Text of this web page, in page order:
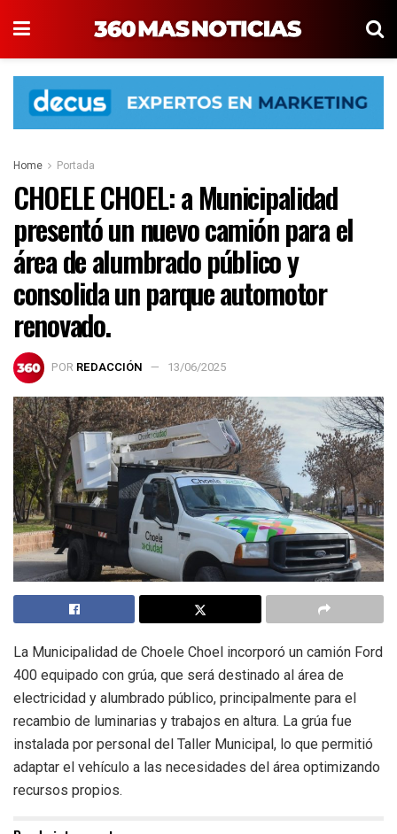
Home Portada
CHOELE CHOEL: a Municipalidad
presentó un nuevo camión para el
área de alumbrado público y
consolida un parque automotor
renovado.
POR REDACCIÓN 13/06/2025
La Municipalidad de Choele Choel incorporó un camión Ford
400 equipado con grúa, que será destinado al área de
electricidad y alumbrado público, principalmente para el
recambio de luminarias y trabajos en altura. La grúa fue
instalada por personal del Taller Municipal, lo que permitió
adaptar el vehículo a las necesidades del área optimizando
recursos propios.